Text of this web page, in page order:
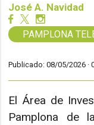
José A. Navidad
PAMPLONA
Publicado: 08/05/2026 ·
El Área de
Pamplona de